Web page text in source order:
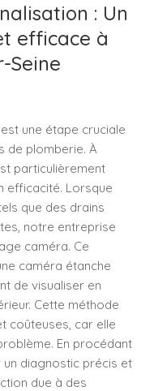
: Un
efficace à
Seine
une étape cruciale
de plomberie. À
particulièrement
efficacité. Lorsque
que des drains
notre entreprise
caméra. Ce
caméra étanche
de visualiser en
Cette méthode
coûteuses, car elle
En procédant
diagnostic précis et
due à des